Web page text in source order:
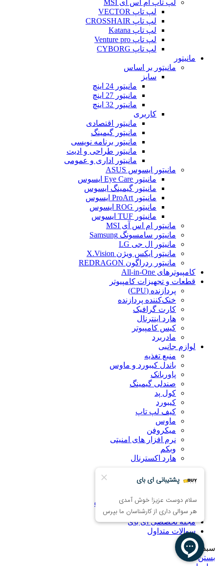
لپ تاپ ام اس آی MSI
لپ تاپ VECTOR
لپ تاپ CROSSHAIR
لپ تاپ Katana
لپ تاپ Venture pro
لپ تاپ CYBORG
مانیتور
مانیتور بر اساس
سایز
مانیتور 24 اینچ
مانیتور 27 اینچ
مانیتور 32 اینچ
کاربری
مانیتور اقتصادی
مانیتور گیمینگ
مانیتور برنامه نویسی
مانیتور طراحی و ادیت
مانیتور اداری و عمومی
مانیتور ایسوس ASUS
مانیتور Eye Care ایسوس
مانیتور گیمینگ ایسوس
مانیتور ProArt ایسوس
مانیتور ROG ایسوس
مانیتور TUF ایسوس
مانیتور ام اس آی MSI
مانیتور سامسونگ Samsung
مانیتور ال جی LG
مانیتور ایکس ویژن X.Vision
مانیتور ردراگون REDRAGON
کامپیوترهای All-in-One
قطعات و تجهیزات کامپیوتر
پردازنده (CPU)
خنک‌کننده پردازنده
کارت گرافیک
هارد اینترنال
کیس کامپیوتر
مادربرد
لوازم جانبی
منبع تغذیه
باندل کیبورد و ماوس
پاوربانک
صندلی گیمینگ
کول پد
کیبورد
کیف لپ تاپ
ماوس
میکروفن
نرم افزار های امنیتی
وبکم
هارد اکسترنال
درباره ما
راهنمای خرید اینترنتی
همکاری با فروشگاه eBuy
تماس با ما
مجله تخصصی ای‌ بای
سوالات متداول
سبد خرید
بستن